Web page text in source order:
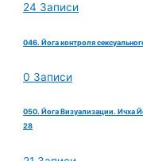
24 Записи
046. Йога контроля
0 Записи
050. Йога Визуализации. Ичха
28